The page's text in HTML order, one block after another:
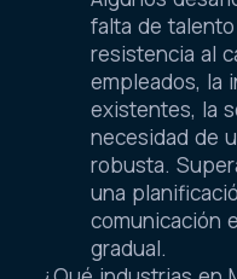
falta de
resistencia al
empleados, la
existentes, la
necesidad de
robusta.
una
comunicación
gradual.